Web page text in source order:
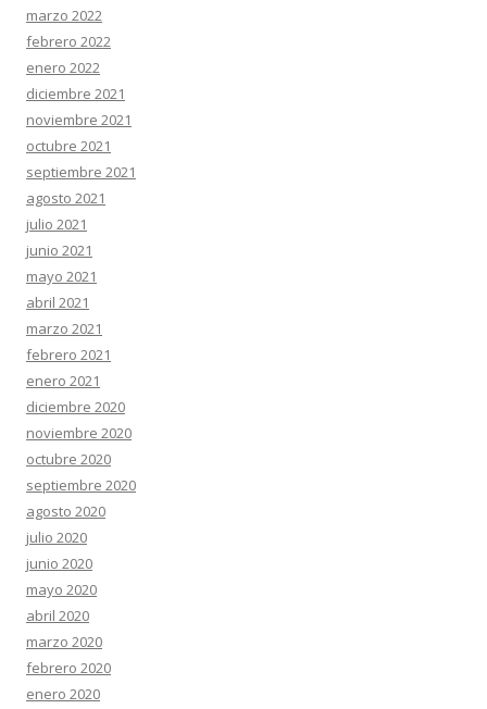
marzo 2022
febrero 2022
enero 2022
diciembre 2021
noviembre 2021
octubre 2021
septiembre 2021
agosto 2021
julio 2021
junio 2021
mayo 2021
abril 2021
marzo 2021
febrero 2021
enero 2021
diciembre 2020
noviembre 2020
octubre 2020
septiembre 2020
agosto 2020
julio 2020
junio 2020
mayo 2020
abril 2020
marzo 2020
febrero 2020
enero 2020